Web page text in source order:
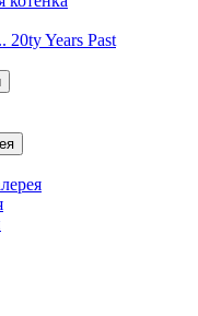
20ty Years Past